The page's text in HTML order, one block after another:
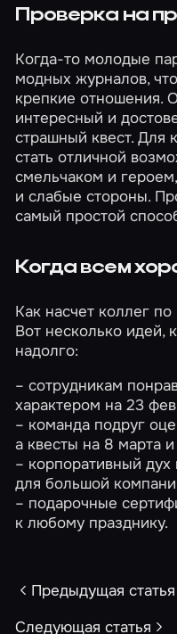
Проверка на
Когда-то молодые
модных журналов,
крепкие отношения.
интересный и
страшный квест. Для
стать отличной
смельчаком и
и слабые стороны.
самый простой
Когда всем
Как насчет коллег
Вот несколько идей,
надолго:
– сотрудникам
характером на23
– команда подруг
а квесты на 8 марта
– корпоративный
для большой
– подарочные
к любому празднику.
Предыдущая статья
Следующая статья